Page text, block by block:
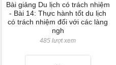
Bài giảng Du lịch có trách nhiệm
- Bài 14: Thực hành tốt du lịch
có trách nhiệm đối với các làng
ngh
485 lượt xem